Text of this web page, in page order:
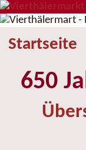
Startseite
650